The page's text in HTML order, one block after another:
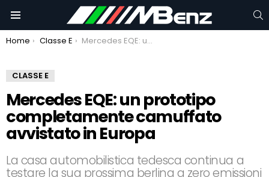
You are here:
Home Classe E Mercedes EQE: un prototipo completamente camuffato avvistato in Europa
CLASSE E
Mercedes EQE: un prototipo
completamente camuffato
avvistato in Europa
La casa automobilistica tedesca continua a
testare la sua prossima berlina a zero emissioni